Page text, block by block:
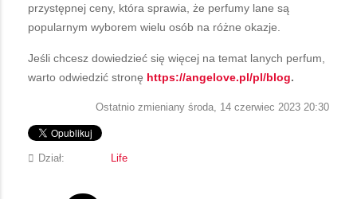
przystępnej ceny, która sprawia, że perfumy lane są
popularnym wyborem wielu osób na różne okazje.
Jeśli chcesz dowiedzieć się więcej na temat lanych perfum,
warto odwiedzić stronę https://angelove.pl/pl/blog.
Ostatnio zmieniany środa, 14 czerwiec 2023 20:30
Dział: Life